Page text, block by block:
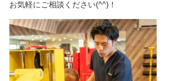
お気軽にご相談ください(^^)！